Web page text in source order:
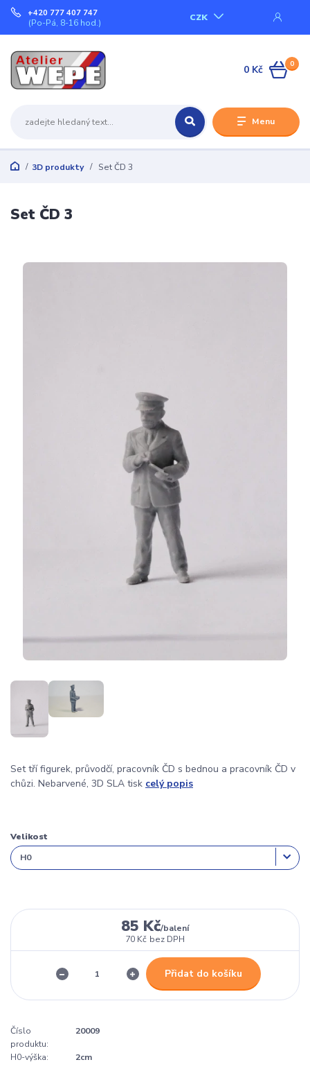
Menu
CZK
+420 777 407 747
(Po-Pá, 8-16 hod.)
0
0 Kč
3D produkty Set ČD 3
Set ČD 3
Set tří figurek, průvodčí, pracovník ČD s bednou a pracovník ČD v
chůzi. Nebarvené, 3D SLA tisk celý popis
Velikost
85 Kč/balení
70 Kč bez DPH
Přidat do košíku
Číslo
produktu:
20009
H0-výška: 2cm